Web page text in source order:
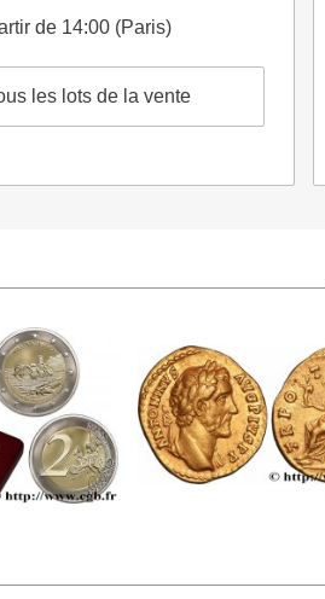
de 14:00 (Paris)
les lots de la vente